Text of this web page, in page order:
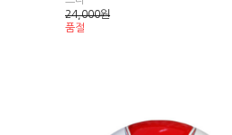
24,000원
품절